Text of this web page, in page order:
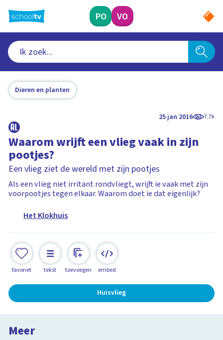
naar
hoofdinhoud
PO VO
Dieren en planten
25 jan 2016 7.7k
Waarom wrijft een vlieg vaak in zijn
pootjes?
Een vlieg ziet de wereld met zijn pootjes
Als een vlieg niet irritant rondvliegt, wrijft ie vaak met zijn
voorpootjes tegen elkaar. Waarom doet ie dat eigenlijk?
Het Klokhuis
favoriet tekst toevoegen embed
Huisvlieg
Meer